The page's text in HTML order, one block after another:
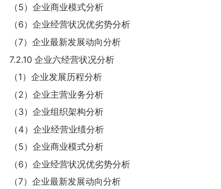
（5）企业商业模式分析
（6）企业经营状况优劣势分析
（7）企业最新发展动向分析
7.2.10 企业六经营状况分析
（1）企业发展历程分析
（2）企业主营业务分析
（3）企业组织架构分析
（4）企业经营业绩分析
（5）企业商业模式分析
（6）企业经营状况优劣势分析
（7）企业最新发展动向分析